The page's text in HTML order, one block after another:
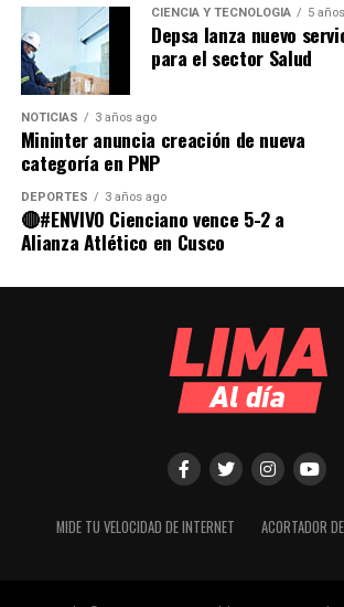
CIENCIA Y TECNOLOGÍA 5
Depsa lanza nuevo
para el sector Salud
NOTICIAS 3 años ago
Mininter anuncia creación de nueva
categoría en PNP
DEPORTES 3 años ago
🔴#ENVIVO Cienciano vence 5-2 a
Alianza Atlético en Cusco
MIDE TU VELOCIDAD DE INTERNET ACORTADOR